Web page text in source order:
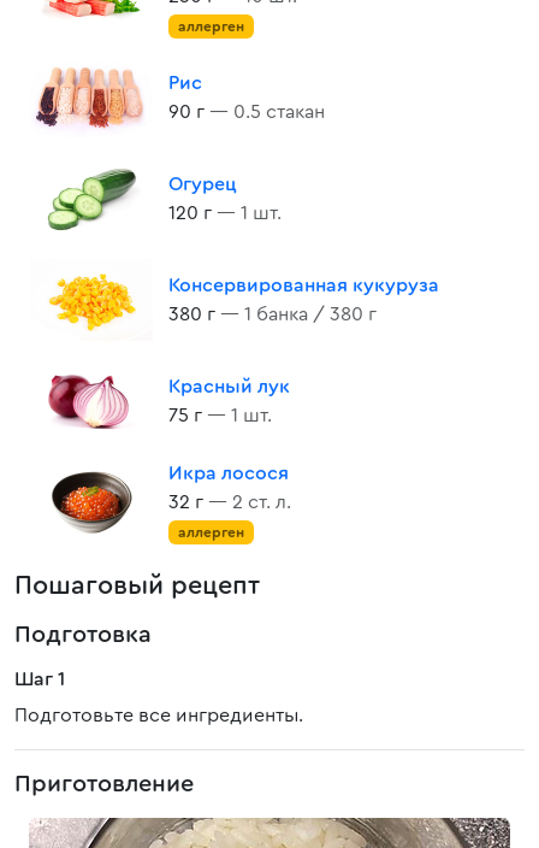
аллерген
Рис
90 г — 0.5 стакан
Огурец
120 г — 1 шт.
Консервированная кукуруза
380 г — 1 банка / 380 г
Красный лук
75 г — 1 шт.
Икра лосося
32 г — 2 ст. л.
аллерген
Пошаговый рецепт
Подготовка
Шаг 1
Подготовьте все ингредиенты.
Приготовление